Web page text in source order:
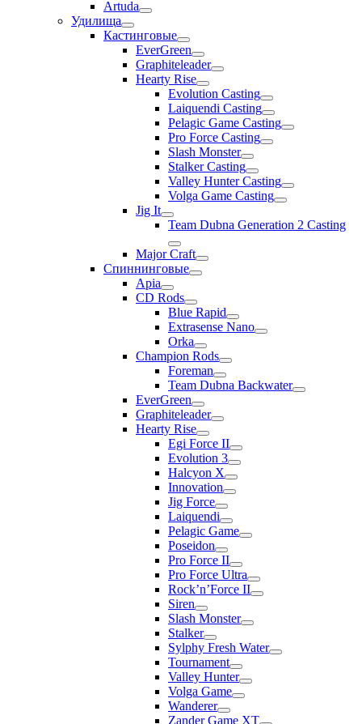
Artuda
Удилища
Кастинговые
EverGreen
Graphiteleader
Hearty Rise
Evolution Casting
Laiquendi Casting
Pelagic Game Casting
Pro Force Casting
Slash Monster
Stalker Casting
Valley Hunter Casting
Volga Game Casting
Jig It
Team Dubna Generation 2 Casting
Major Craft
Спиннинговые
Apia
CD Rods
Blue Rapid
Extrasense Nano
Orka
Champion Rods
Foreman
Team Dubna Backwater
EverGreen
Graphiteleader
Hearty Rise
Egi Force II
Evolution 3
Halcyon X
Innovation
Jig Force
Laiquendi
Pelagic Game
Poseidon
Pro Force II
Pro Force Ultra
Rock’n’Force II
Siren
Slash Monster
Stalker
Sylphy Fresh Water
Tournament
Valley Hunter
Volga Game
Wanderer
Zander Game XT